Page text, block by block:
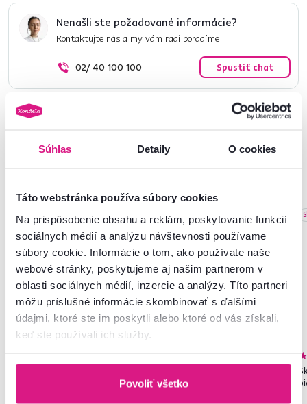
Súhlas Detaily O cookies
Táto webstránka používa súbory cookies
Na prispôsobenie obsahu a reklám, poskytovanie funkcií
sociálnych médií a analýzu návštevnosti používame
súbory cookie. Informácie o tom, ako používate naše
webové stránky, poskytujeme aj našim partnerom v
oblasti sociálnych médií, inzercie a analýzy. Títo partneri
môžu príslušné informácie skombinovať s ďalšími
údajmi, ktoré ste im poskytli alebo ktoré od vás získali,
keď ste používali ich služby.
Povoliť všetko
Nenašli ste požadované informácie?
Kontaktujte nás a my vám radi poradíme
02/ 40 100 100 Spustiť chat
Podobné produkty
Akcia
Slovenský výrobok
Novinka
Akcia Výpredaj
Velvet látka/chróm, VISANT